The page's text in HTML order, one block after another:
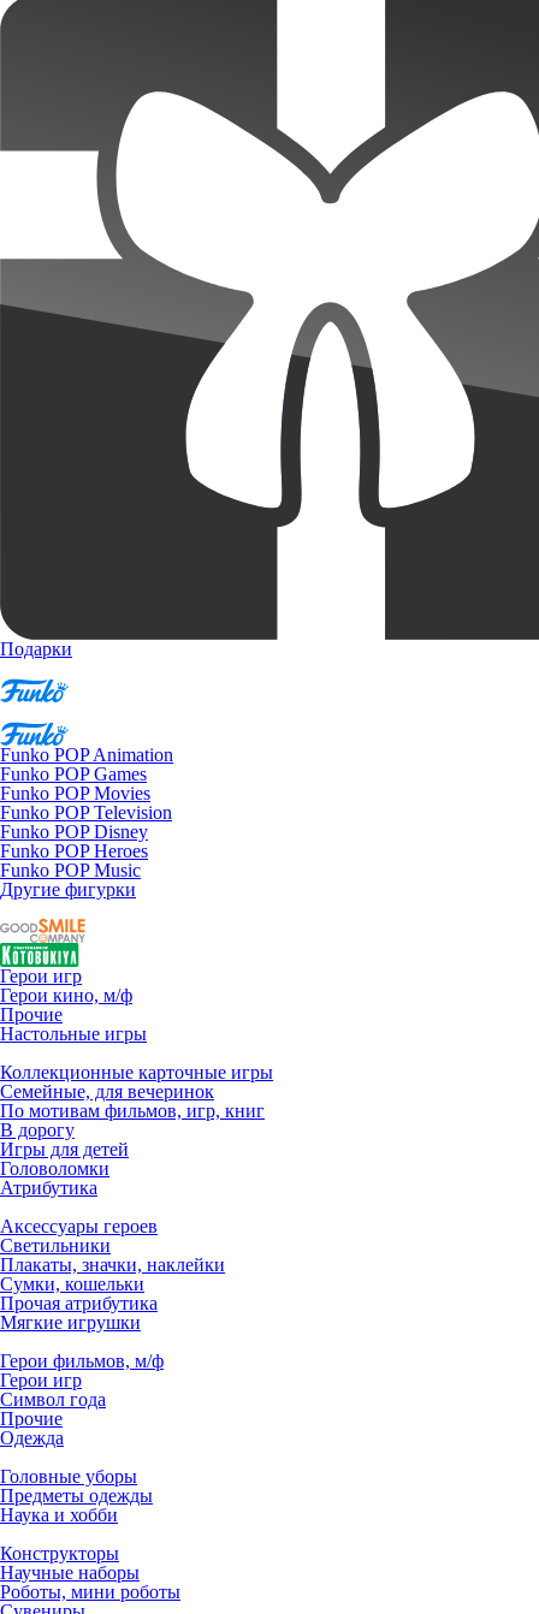
Подарки
Funko POP Animation
Funko POP Games
Funko POP Movies
Funko POP Television
Funko POP Disney
Funko POP Heroes
Funko POP Music
Другие фигурки
Герои игр
Герои кино, м/ф
Прочие
Настольные игры
Коллекционные карточные игры
Семейные, для вечеринок
По мотивам фильмов, игр, книг
В дорогу
Игры для детей
Головоломки
Атрибутика
Аксессуары героев
Светильники
Плакаты, значки, наклейки
Сумки, кошельки
Прочая атрибутика
Мягкие игрушки
Герои фильмов, м/ф
Герои игр
Символ года
Прочие
Одежда
Головные уборы
Предметы одежды
Наука и хобби
Конструкторы
Научные наборы
Роботы, мини роботы